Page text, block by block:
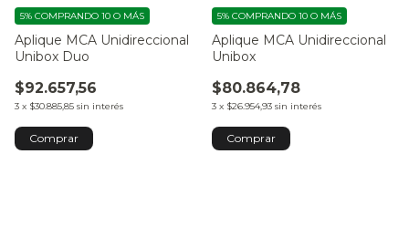
Aplique MCA Unidireccional
Unibox Duo
$92.657,56
3 x $30.885,85 sin interés
5% COMPRANDO 10 O MÁS
Aplique MCA Unidireccional
Unibox
$80.864,78
3 x $26.954,93 sin interés
5% COMPRANDO 10 O MÁS